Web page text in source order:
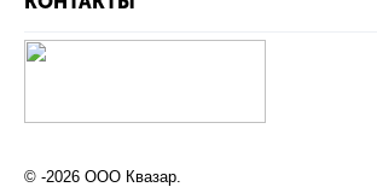
© -2026 ООО Квазар.